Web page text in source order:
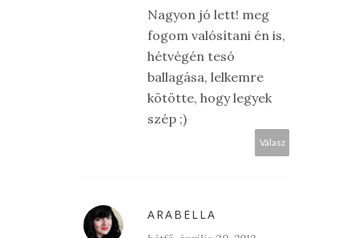
Nagyon jó lett! meg
fogom valósítani én is,
hétvégén tesó
ballagása, lelkemre
kötötte, hogy legyek
szép ;)
Válasz
ARABELLA